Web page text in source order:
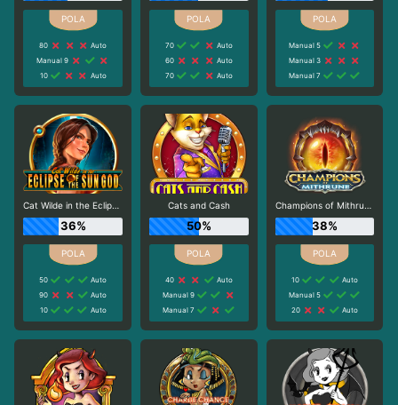
80
Auto
Manual 9
10
Auto
70
Auto
60
Auto
70
Auto
Manual 5
Manual 3
Manual 7
Cat Wilde in the Eclipse of the Sun God
36%
50
Auto
90
Auto
10
Auto
Cats and Cash
50%
40
Auto
Manual 9
Manual 7
Champions of Mithrune
38%
10
Auto
Manual 5
20
Auto